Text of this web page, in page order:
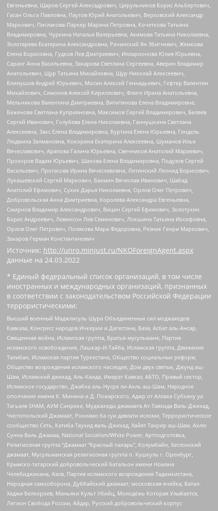
Евгеньевна, Щаров Сергей Алексадрович, Цирульников Борис Альбертович,
Гасан Ольга Павловна, Паутов Юрий Анатольевич, Верховский Александр
Маркович, Пислакова-Паркер Марина Петровна, Кочеткова Татьяна
Владимировна, Чуркина Наталья Валерьевна, Акимова Татьяна Николаевна,
Золотарева Екатерина Александровна, Рачинский Ян Збигневич, Жемкова
Елена Борисовна, Гудков Лев Дмитриевич, Илларионова Юлия Юрьевна,
Саранг Анна Васильевна, Захарова Светлана Сергеевна, Аверин Владимир
Анатольевич, Щур Татьяна Михайловна, Щур Николай Алексеевич,
Блинушов Андрей Юрьевич, Мосин Алексей Геннадьевич, Гефтер Валентин
Михайлович, Симонов Алексей Кириллович, Флиге Ирина Анатольевна,
Мельникова Валентина Дмитриевна, Вититинова Елена Владимировна,
Баженова Светлана Куприяновна, Максимов Сергей Владимирович, Беляев
Сергей Иванович, Голубева Елена Николаевна, Ганнушкина Светлана
Алексеевна, Закс Елена Владимировна, Буртина Елена Юрьевна, Гендель
Людмила Залмановна, Кокорина Екатерина Алексеевна, Шуманов Илья
Вячеславович, Арапова Галина Юрьевна, Свечников Анатолий Мариевич,
Прохоров Вадим Юрьевич, Шахова Елена Владимировна, Подузов Сергей
Васильевич, Протасова Ирина Вячеславовна, Литинский Леонид Борисович,
Лукашевский Сергей Маркович, Бахмин Вячеслав Иванович, Шабад
Анатолий Ефимович, Сухих Дарья Николаевна, Орлов Олег Петрович,
Добровольская Анна Дмитриевна, Королева Александра Евгеньевна,
Смирнов Владимир Александрович, Вицин Сергей Ефимович, Золотухин
Борис Андреевич, Левинсон Лев Семенович, Локшина Татьяна Иосифовна,
Орлов Олег Петрович, Полякова Мара Федоровна, Резник Генри Маркович,
Захаров Герман Константинович
Источник: http://unro.minjust.ru/NKOForeignAgent.aspx
данные на 24.03.2022
* Единый федеральный список организаций, в том числе
иностранных и международных организаций, признанных
в соответствии с законодательством Российской Федерации
террористическими:
Высший военный Маджлисуль Шура Объединенных сил моджахедов
Кавказа, Конгресс народов Ичкерии и Дагестана, База, Асбат аль-Ансар,
Священная война, Исламская группа, Братья-мусульмане, Партия
исламского освобождения, Лашкар-И-Тайба, Исламская группа, Движение
Талибан, Исламская партия Туркестана, Общество социальных реформ,
Общество возрождения исламского наследия, Дом двух святых, Джунд аш-
Шам, Исламский джихад, Аль-Каида, Имарат Кавказ, АБТО, Правый сектор,
Исламское государство, Джабха аль-Нусра ли-Ахль аш-Шам, Народное
ополчение имени К. Минина и Д. Пожарского, Аджр от Аллаха Субхану уа
Тагьаля SHAM, АУМ Синрике, Муджахеды джамаата Ат-Тавхида Валь-Джихад,
Чистопольский Джамаат, Рохнамо ба суи давлати исломи, Террористическое
сообщество Сеть, Катиба Таухид валь-Джихад, Хайят Тахрир аш-Шам, Ахлю
Сунна Валь Джамаа, National Socialism/White Power, Артподготовка,
Религиозная группа “Джамаат “Красный пахарь”, Колумбайн, Хатлонский
джамаат, Мусульманская религиозная группа п. Кушкуль г. Оренбург,
Крымско-татарский добровольческий батальон имени Номана
Челебиджихана, Азов, Партия исламского возрождения Таджикистана,
Народная самооборона, Дуббайский джамаат, московская ячейка, Батал-
Хаджи Белхороев, Маньяки Культ Убийц, Молодёжь Которая Улыбается,
Легион Свобода России, Айдар, Русский добровольческий корпус